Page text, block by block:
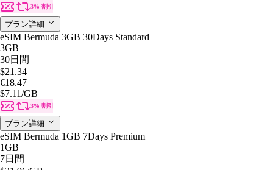
3% 割引
プラン詳細
eSIM Bermuda 3GB 30Days Standard
3GB
30日間
$21.34
€18.47
$7.11/GB
3% 割引
プラン詳細
eSIM Bermuda 1GB 7Days Premium
1GB
7日間